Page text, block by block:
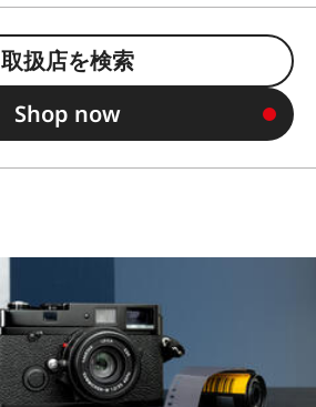
取扱店を検索
Shop now